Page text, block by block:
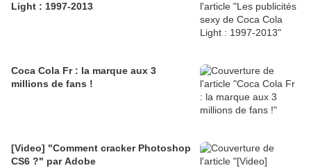
Light : 1997-2013
Coca Cola Fr : la marque aux 3
millions de fans !
[Video] "Comment cracker Photoshop
CS6 ?" par Adobe